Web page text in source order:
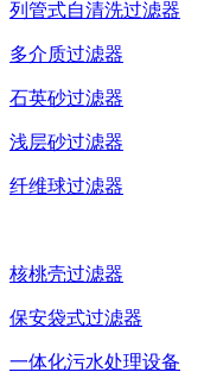
列管式自清洗过滤器
多介质过滤器
石英砂过滤器
浅层砂过滤器
纤维球过滤器
核桃壳过滤器
保安袋式过滤器
一体化污水处理设备